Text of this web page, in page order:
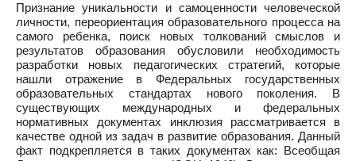
Признание уникальности и самоценности человеческой
личности, переориентация образовательного процесса на
самого ребенка, поиск новых толкований смыслов и
результатов образования обусловили необходимость
разработки новых педагогических стратегий, которые
нашли отражение в Федеральных государственных
образовательных стандартах нового поколения. В
существующих международных и федеральных
нормативных документах инклюзия рассматривается в
качестве одной из задач в развитие образования. Данный
факт подкрепляется в таких документах как: Всеобщая